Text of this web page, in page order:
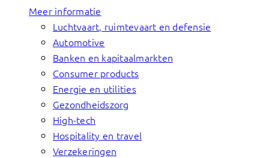
Meer informatie
Luchtvaart, ruimtevaart en defensie
Automotive
Banken en kapitaalmarkten
Consumer products
Energie en utilities
Gezondheidszorg
High-tech
Hospitality en travel
Verzekeringen